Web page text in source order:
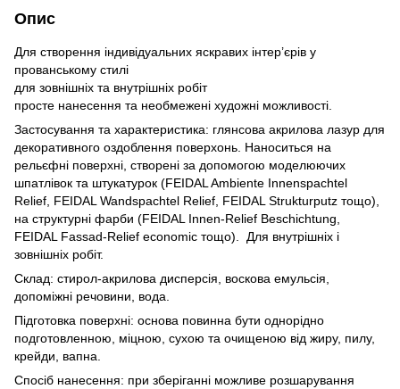
Опис
Для створення індивідуальних яскравих інтер’єрів у
прованському стилі
для зовнішніх та внутрішніх робіт
просте нанесення та необмежені художні можливості.
Застосування та характеристика: глянсова акрилова лазур для
декоративного оздоблення поверхонь. Наноситься на
рельєфні поверхні, створені за допомогою моделюючих
шпатлівок та штукатурок (FEIDAL Ambiente Innenspachtel
Relief, FEIDAL Wandspachtel Relief, FEIDAL Strukturputz тощо),
на структурні фарби (FEIDAL Innen-Relief Beschichtung,
FEIDAL Fassad-Relief economic тощо). Для внутрішніх і
зовнішніх робіт.
Склад: стирол-акрилова дисперсія, воскова емульсія,
допоміжні речовини, вода.
Підготовка поверхні: основа повинна бути однорідно
подготовленною, міцною, сухою та очищеною від жиру, пилу,
крейди, вапна.
Спосіб нанесення: при зберіганні можливе розшарування